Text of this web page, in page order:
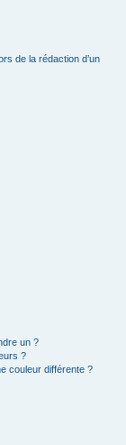
de la rédaction d’un
un ?
?
couleur différente ?